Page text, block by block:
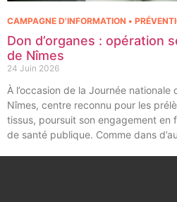
Don d’organes : opération
de Nîmes
24 Juin 2026
CAMPAGNE D'INFORMATION •
À l’occasion de la Journée nationale
Nîmes, centre reconnu pour les
tissus, poursuit son engagement en
de santé publique. Comme dans